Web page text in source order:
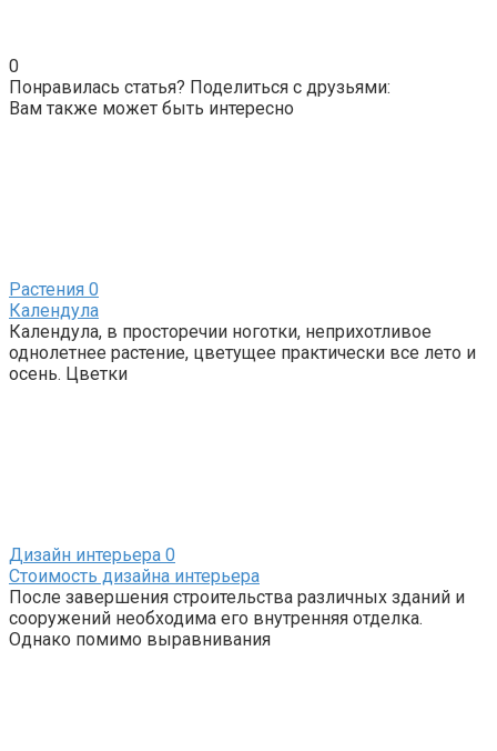
0
Понравилась статья? Поделиться с друзьями:
Вам также может быть интересно
Растения 0
Календула
Календула, в просторечии ноготки, неприхотливое
однолетнее растение, цветущее практически все лето и
осень. Цветки
Дизайн интерьера 0
Стоимость дизайна интерьера
После завершения строительства различных зданий и
сооружений необходима его внутренняя отделка.
Однако помимо выравнивания